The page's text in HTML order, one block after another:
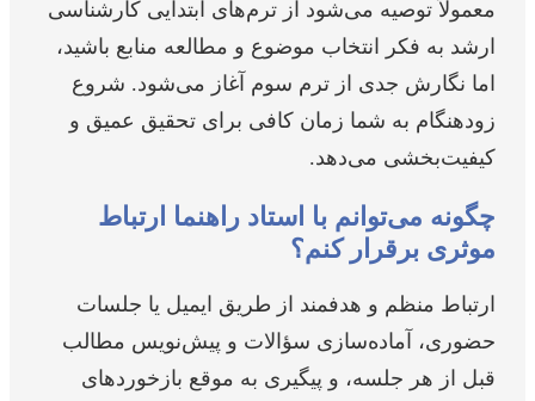
معمولاً توصیه می‌شود از ترم‌های ابتدایی کارشناسی
ارشد به فکر انتخاب موضوع و مطالعه منابع باشید،
اما نگارش جدی از ترم سوم آغاز می‌شود. شروع
زودهنگام به شما زمان کافی برای تحقیق عمیق و
کیفیت‌بخشی می‌دهد.
چگونه می‌توانم با استاد راهنما ارتباط
موثری برقرار کنم؟
ارتباط منظم و هدفمند از طریق ایمیل یا جلسات
حضوری، آماده‌سازی سؤالات و پیش‌نویس مطالب
قبل از هر جلسه، و پیگیری به موقع بازخوردهای